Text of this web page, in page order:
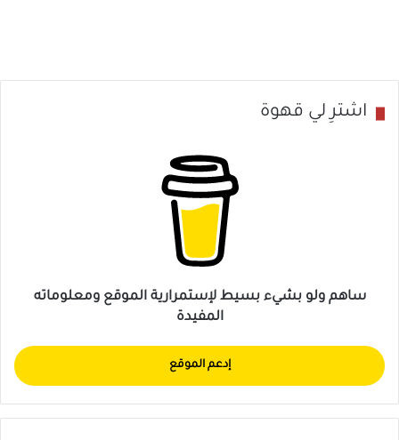
س
اشترِ لي قهوة
ساهم ولو بشيء بسيط لإستمرارية الموقع ومعلوماته
المفيدة
إدعم الموقع